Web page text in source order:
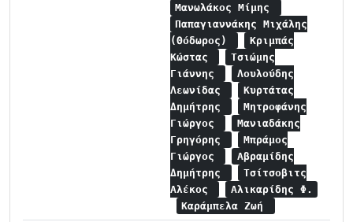
Μανωλάκος Μίμης
Παπαγιαννάκης Μιχάλης
(Θόδωρος)
Κριμπάς
Κώστας
Τσιώμης
Γιάννης
Λουλούδης
Λεωνίδας
Κυρτάτας
Δημήτρης
Μητροφάνης
Γιώργος
Μανιαδάκης
Γρηγόρης
Μπράμος
Γιώργος
Αβραμίδης
Δημήτρης
Τσίτσοβιτς
Αλέκος
Αλικαρίδης Φ.
Καράμπελα Ζωή